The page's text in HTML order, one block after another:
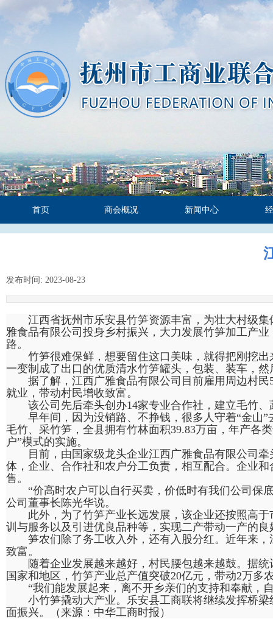
首页 商会概况 新闻中心
发布时间: 2023-08-23
江西省抚州市乐安县竹笋资源丰富，为壮大村级
雅食品有限公司投身乡村振兴，大力发展竹笋加工产
路。
竹笋很难保鲜，想要留住这口美味，就得把刚挖
一变制成了出口的优质清水竹笋罐头，包装、装车，
据了解，江西广雅食品有限公司目前雇用周边村
就业，带动村民增收致富。
该公司先后牵头创办14家专业合作社，建立毛竹
早年间，因为没销路、不挣钱，很多人守着“金山
毛竹、采竹笋，全县拥有竹林面积39.83万亩，年产各
户”模式的实施。
目前，由国家级龙头企业江西广雅食品有限公司
体，企业、合作社和农户分工负责，相互配合。企业
售。
“价高时农户可以自行买卖，价低时有我们公司保
公司董事长陈光华说。
此外，为了竹笋产业长远发展，该企业还按照高
训与服务以及引进优良品种等，实现二产带动一产的良
笋农们除了务工收入外，还有入股分红。近年来
致富。
随着企业发展越来越好，村民腰包越来越鼓。据
国家和地区，竹笋产业总产值突破20亿元，带动2万多
“我们能发展起来，离不开乡亲们的支持和奉献，
小竹笋撬动大产业。乐安县工商联将继续发挥桥
面振兴。（来源：中华工商时报）